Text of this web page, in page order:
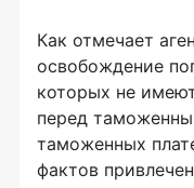
Как отмечает
освобождение
которых не
перед
таможенных
фактов